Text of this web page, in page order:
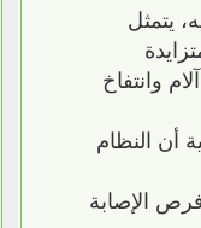
يتمثل
وانتفاخ
أن النظام
الإصابة